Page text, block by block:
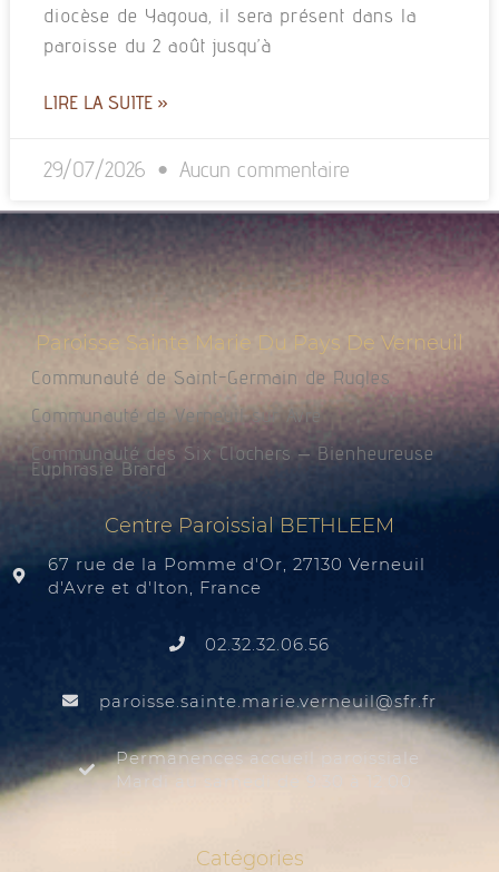
diocèse de Yagoua, il sera présent dans la
paroisse du 2 août jusqu’à
LIRE LA SUITE »
29/07/2026 Aucun commentaire
Paroisse Sainte Marie Du Pays De Verneuil
Communauté de Saint-Germain de Rugles
Communauté de Verneuil sur Avre
Communauté des Six Clochers – Bienheureuse
Euphrasie Brard
Centre Paroissial BETHLEEM
67 rue de la Pomme d'Or, 27130 Verneuil
d'Avre et d'Iton, France
02.32.32.06.56
rf.rfs
@liuenrev.eiram.etnias.essiorap
Permanences accueil paroissiale
Mardi au samedi de 9:30 à 12:00
Catégories